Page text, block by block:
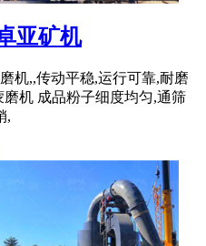
亚矿机
机,,传动平稳,运行可靠,耐磨
机 成品粉子细度均匀,通筛
,